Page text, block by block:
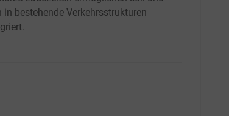
in bestehende Verkehrsstrukturen